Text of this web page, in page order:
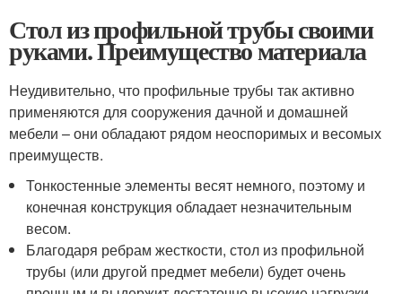
Стол из профильной трубы своими
руками. Преимущество материала
Неудивительно, что профильные трубы так активно
применяются для сооружения дачной и домашней
мебели – они обладают рядом неоспоримых и весомых
преимуществ.
Тонкостенные элементы весят немного, поэтому и
конечная конструкция обладает незначительным
весом.
Благодаря ребрам жесткости, стол из профильной
трубы (или другой предмет мебели) будет очень